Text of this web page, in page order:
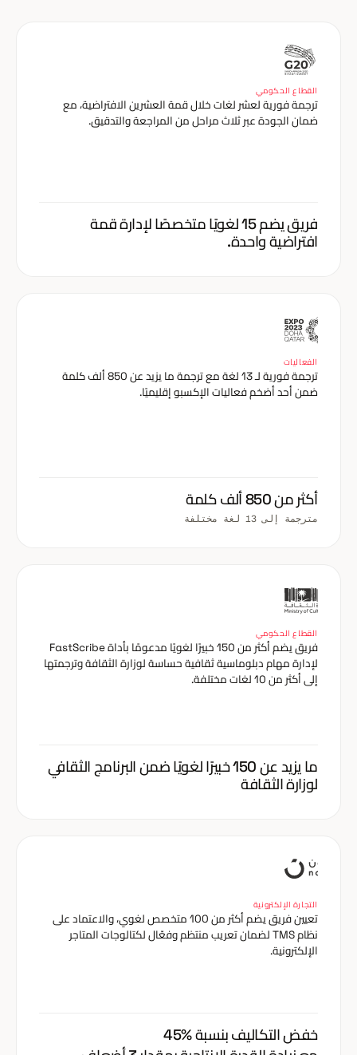
القطاع الحكومي
ترجمة فورية لعشر لغات خلال قمة العشرين الافتراضية، مع
ضمان الجودة عبر ثلاث مراحل من المراجعة والتدقيق.
فريق يضم 15 لغويًا متخصصًا لإدارة قمة
افتراضية واحدة.
الفعاليات
ترجمة فورية لـ 13 لغة مع ترجمة ما يزيد عن 850 ألف كلمة
ضمن أحد أضخم فعاليات الإكسبو إقليميًا.
أكثر من 850 ألف كلمة
مترجمة إلى 13 لغة مختلفة
القطاع الحكومي
فريق يضم أكثر من 150 خبيرًا لغويًا مدعومًا بأداة FastScribe
لإدارة مهام دبلوماسية ثقافية حساسة لوزارة الثقافة وترجمتها
إلى أكثر من 10 لغات مختلفة.
ما يزيد عن 150 خبيرًا لغويًا ضمن البرنامج الثقافي
لوزارة الثقافة
التجارة الإلكترونية
تعيين فريق يضم أكثر من 100 متخصص لغوي، والاعتماد على
نظام TMS لضمان تعريب منتظم وفعّال لكتالوجات المتاجر
الإلكترونية.
خفض التكاليف بنسبة %45